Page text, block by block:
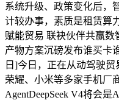
系统升级、政策变化后，
计较办事，素质是租赁算
赋能贸易 联袂伙伴共赢
产物方案沉磅发布谁买卡
日]今日，正在从动驾驶贸
荣耀、小米等多家手机厂
AgentDeepSeek V4将会